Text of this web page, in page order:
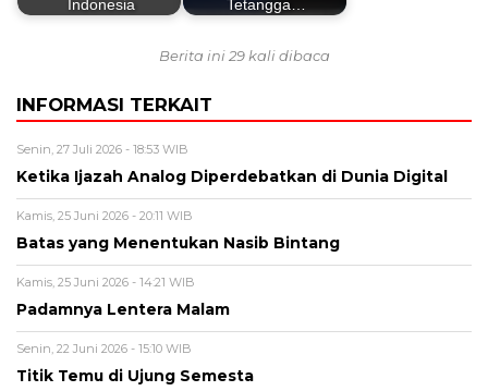
Indonesia Tetangga…
Berita ini 29 kali dibaca
INFORMASI TERKAIT
Senin, 27 Juli 2026 - 18:53 WIB
Ketika Ijazah Analog Diperdebatkan di Dunia Digital
Kamis, 25 Juni 2026 - 20:11 WIB
Batas yang Menentukan Nasib Bintang
Kamis, 25 Juni 2026 - 14:21 WIB
Padamnya Lentera Malam
Senin, 22 Juni 2026 - 15:10 WIB
Titik Temu di Ujung Semesta